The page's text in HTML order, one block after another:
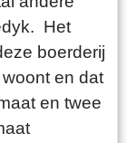
Het
boerderij
en dat
en twee